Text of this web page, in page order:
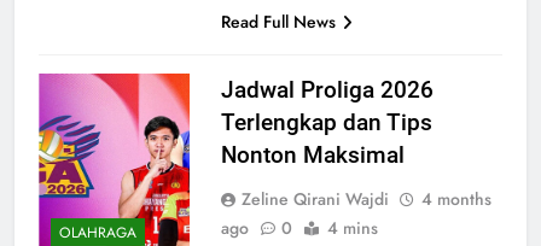
Read Full News
OLAHRAGA
Jadwal Proliga 2026
Terlengkap dan Tips
Nonton Maksimal
Zeline Qirani Wajdi
4 months
ago
0 4 mins